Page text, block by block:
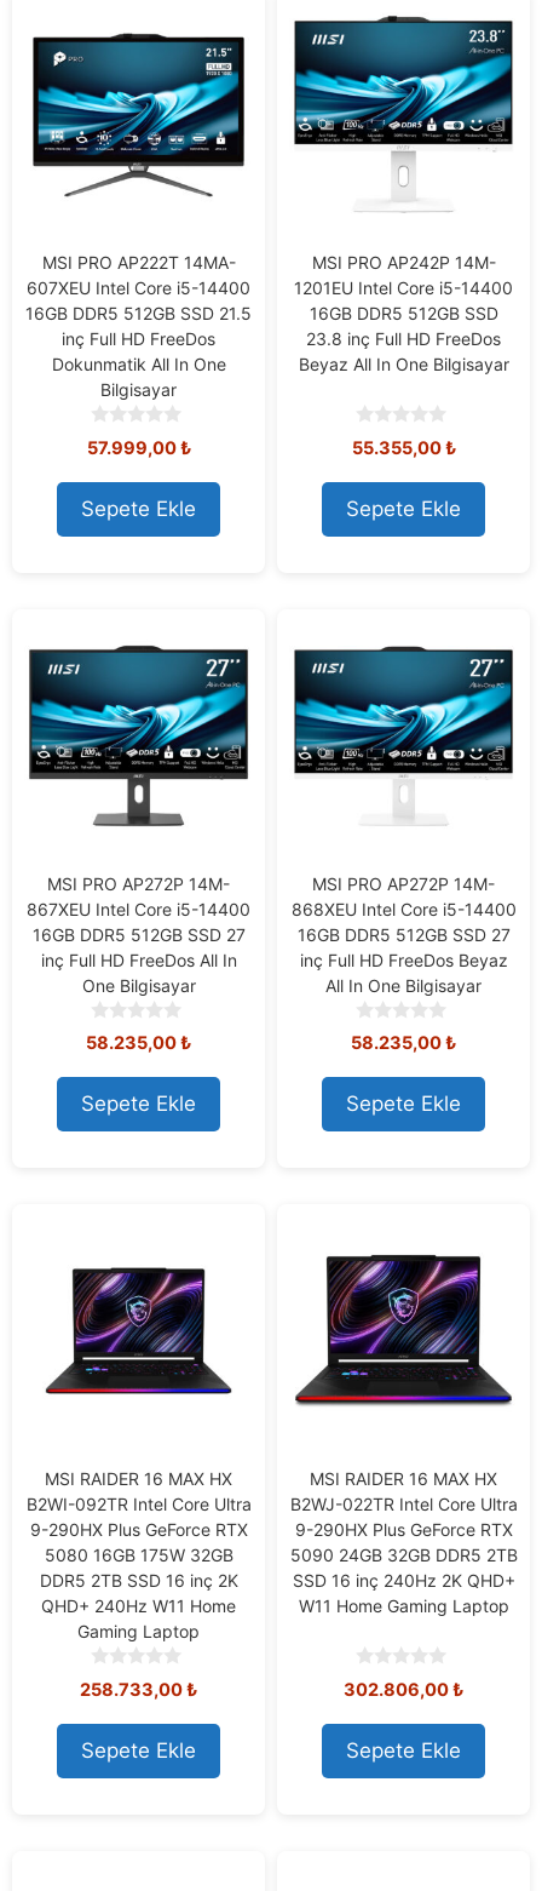
MSI PRO AP222T 14MA-
607XEU Intel Core i5-14400
16GB DDR5 512GB SSD 21.5
inç Full HD FreeDos
Dokunmatik All In One
Bilgisayar
0
o
u
t
o
f
57.999,00₺
Sepete Ekle
MSI PRO AP242P 14M-
1201EU Intel Core i5-14400
16GB DDR5 512GB SSD
23.8 inç Full HD FreeDos
Beyaz All In One Bilgisayar
0
o
u
t
o
f
55.355,00₺
Sepete Ekle
MSI PRO AP272P 14M-
867XEU Intel Core i5-14400
16GB DDR5 512GB SSD 27
inç Full HD FreeDos All In
One Bilgisayar
0
o
u
t
o
f
58.235,00₺
Sepete Ekle
MSI PRO AP272P 14M-
868XEU Intel Core i5-14400
16GB DDR5 512GB SSD 27
inç Full HD FreeDos Beyaz
All In One Bilgisayar
0
o
u
t
o
f
58.235,00₺
Sepete Ekle
MSI RAIDER 16 MAX HX
B2WI-092TR Intel Core Ultra
9-290HX Plus GeForce RTX
5080 16GB 175W 32GB
DDR5 2TB SSD 16 inç 2K
QHD+ 240Hz W11 Home
Gaming Laptop
0
o
u
t
o
f
258.733,00₺
Sepete Ekle
MSI RAIDER 16 MAX HX
B2WJ-022TR Intel Core Ultra
9-290HX Plus GeForce RTX
5090 24GB 32GB DDR5 2TB
SSD 16 inç 240Hz 2K QHD+
W11 Home Gaming Laptop
0
o
u
t
o
f
302.806,00₺
Sepete Ekle